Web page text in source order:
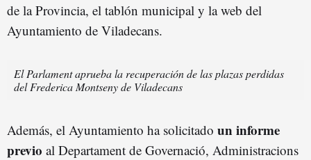
de la Provincia, el tablón municipal y la web del
Ayuntamiento de Viladecans.
El Parlament aprueba la recuperación de las plazas perdidas
del Frederica Montseny de Viladecans
Además, el Ayuntamiento ha solicitado un informe
previo al Departament de Governació, Administracions